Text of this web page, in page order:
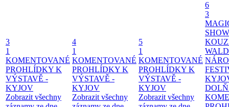
3
1
KOMENTOVANÉ
PROHLÍDKY K
VÝSTAVĚ -
KYJOV
Zobrazit všechny
4
1
KOMENTOVANÉ
PROHLÍDKY K
VÝSTAVĚ -
KYJOV
Zobrazit všechny
5
1
KOMENTOVANÉ
PROHLÍDKY K
VÝSTAVĚ -
KYJOV
Zobrazit všechny
6
3